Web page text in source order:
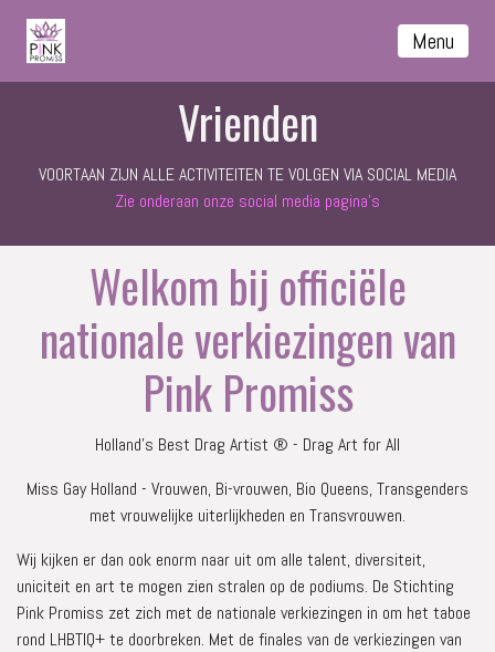
Menu
Vrienden
VOORTAAN ZIJN ALLE ACTIVITEITEN TE VOLGEN VIA SOCIAL MEDIA
Zie onderaan onze social media pagina's
Welkom bij officiële
nationale verkiezingen van
Pink Promiss
Holland’s Best Drag Artist ® - Drag Art for All
Miss Gay Holland - Vrouwen, Bi-vrouwen, Bio Queens, Transgenders
met vrouwelijke uiterlijkheden en Transvrouwen.
Wij kijken er dan ook enorm naar uit om alle talent, diversiteit,
uniciteit en art te mogen zien stralen op de podiums. De Stichting
Pink Promiss zet zich met de nationale verkiezingen in om het taboe
rond LHBTIQ+ te doorbreken. Met de finales van de verkiezingen van